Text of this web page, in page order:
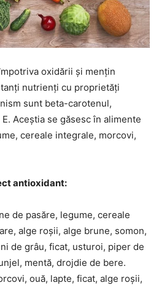
oxidării și mențin
nutrienți cu proprietăți
sunt beta-carotenul,
Aceștia se găsesc în alimente
cereale integrale, morcovi,
antioxidant:
de pasăre, legume, cereale
alge roșii, alge brune, somon,
de grâu, ficat, usturoi, piper de
mentă, drojdie de bere.
ouă, lapte, ficat, alge roșii,